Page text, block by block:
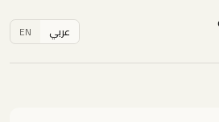
عربي EN